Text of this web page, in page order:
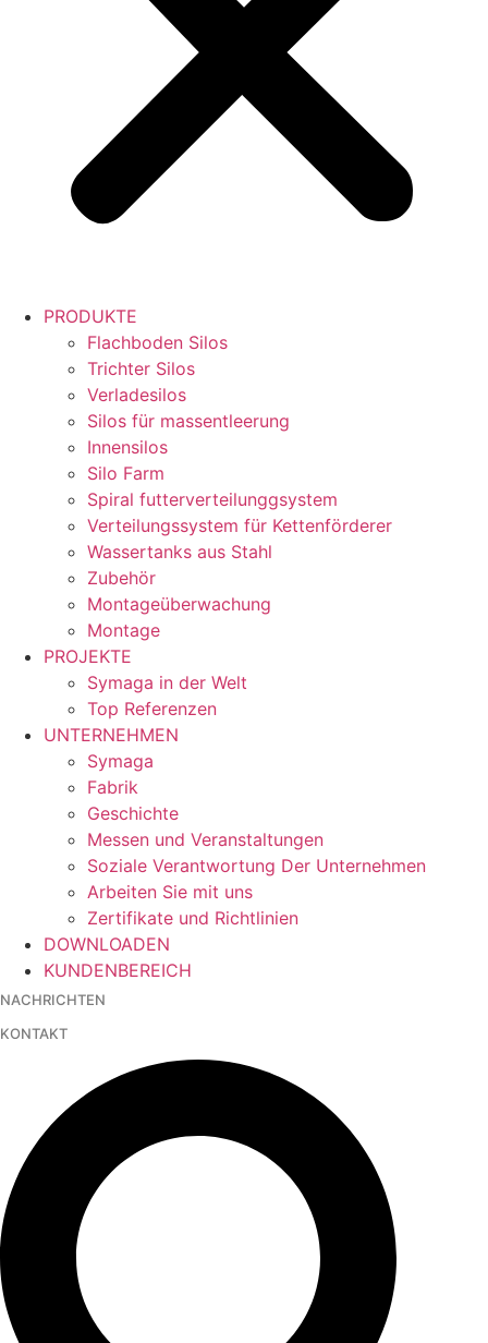
PRODUKTE
Flachboden Silos
Trichter Silos
Verladesilos
Silos für massentleerung
Innensilos
Silo Farm
Spiral futterverteilunggsystem
Verteilungssystem für Kettenförderer
Wassertanks aus Stahl
Zubehör
Montageüberwachung
Montage
PROJEKTE
Symaga in der Welt
Top Referenzen
UNTERNEHMEN
Symaga
Fabrik
Geschichte
Messen und Veranstaltungen
Soziale Verantwortung Der Unternehmen
Arbeiten Sie mit uns
Zertifikate und Richtlinien
DOWNLOADEN
KUNDENBEREICH
NACHRICHTEN
KONTAKT